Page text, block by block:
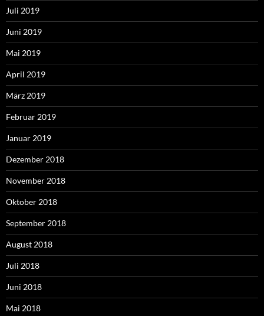
Juli 2019
Juni 2019
Mai 2019
April 2019
März 2019
Februar 2019
Januar 2019
Dezember 2018
November 2018
Oktober 2018
September 2018
August 2018
Juli 2018
Juni 2018
Mai 2018